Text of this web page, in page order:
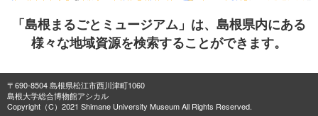
「島根まるごとミュージアム」は、島根県内にある
様々な地域資源を検索することができます。
〒690-8504 島根県松江市西川津町1060
島根大学総合博物館アシカル
Copyright（C）2021 Shimane University Museum All Rights Reserved.